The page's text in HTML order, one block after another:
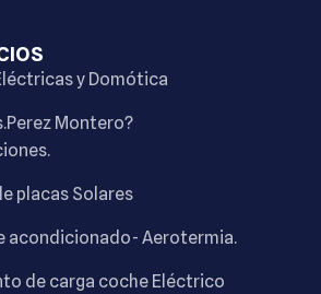
y Domótica
Montero?
placas Solares
acondicionado- Aerotermia.
de carga coche Eléctrico